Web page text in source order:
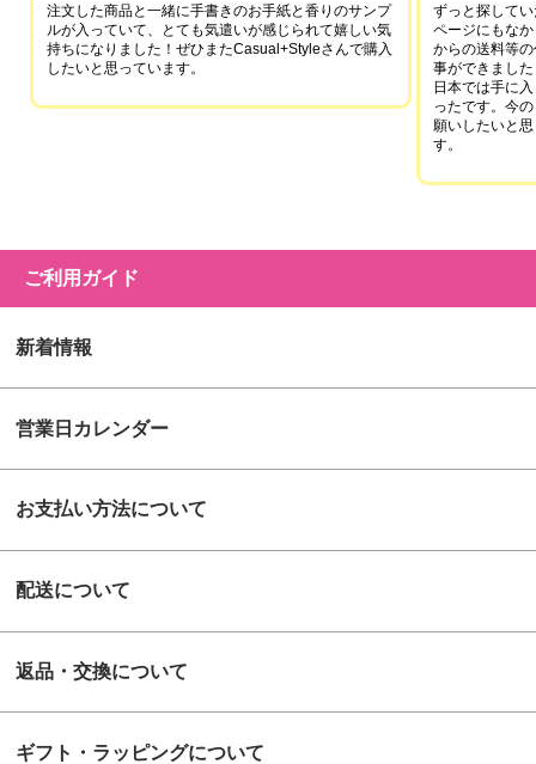
注文した商品と一緒に手書きのお手紙と香りのサンプ
ルが入っていて、とても気遣いが感じられて嬉しい気
持ちになりました！ぜひまたCasual+Styleさんで購入
したいと思っています。
ずっと探して
ページにもな
からの送料等
事ができました
日本では手に
ったです。今
願いしたいと
す。
ご利用ガイド
新着情報
営業日カレンダー
お支払い方法について
配送について
返品・交換について
ギフト・ラッピングについて